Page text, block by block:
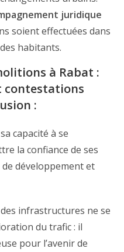
juridique
soient effectuées dans
habitants.
à Rabat :
contestations
:
capacité à se
la confiance de ses
développement et
infrastructures ne se
du trafic : il
pour l’avenir de